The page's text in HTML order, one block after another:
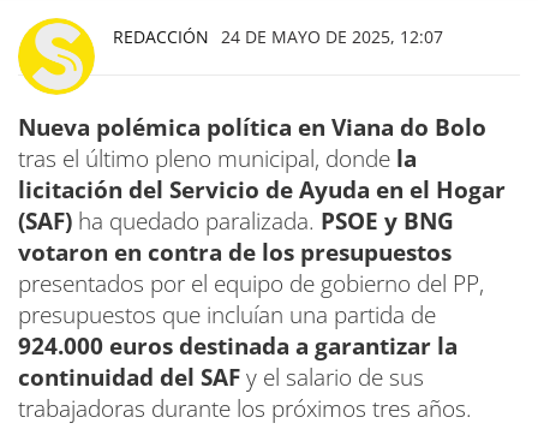
REDACCIÓN 24 DE MAYO DE 2025, 12:07
Nueva polémica política en Viana do Bolo
tras el último pleno municipal, donde la
licitación del Servicio de Ayuda en el Hogar
(SAF) ha quedado paralizada. PSOE y BNG
votaron en contra de los presupuestos
presentados por el equipo de gobierno del PP,
presupuestos que incluían una partida de
924.000 euros destinada a garantizar la
continuidad del SAFy el salario de sus
trabajadoras durante los próximos tres años.